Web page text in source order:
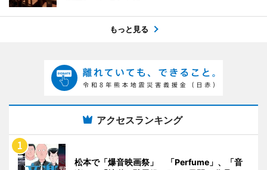
もっと見る
アクセスランキング
松本で「爆音映画祭」 「Perfume」、「音